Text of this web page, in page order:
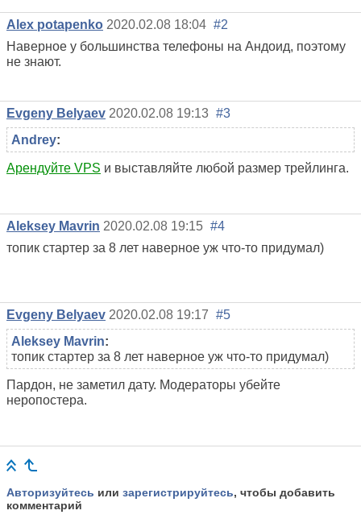
Alex potapenko 2020.02.08 18:04 #2
Наверное у большинства телефоны на Андоид, поэтому
не знают.
Evgeny Belyaev 2020.02.08 19:13 #3
Andrey:
Арендуйте VPS и выставляйте любой размер трейлинга.
Aleksey Mavrin 2020.02.08 19:15 #4
топик стартер за 8 лет наверное уж что-то придумал)
Evgeny Belyaev 2020.02.08 19:17 #5
Aleksey Mavrin:
топик стартер за 8 лет наверное уж что-то придумал)
Пардон, не заметил дату. Модераторы убейте
неропостера.
Авторизуйтесь или зарегистрируйтесь, чтобы добавить
комментарий